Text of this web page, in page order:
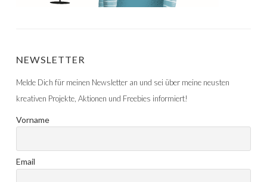
NEWSLETTER
Melde Dich für meinen Newsletter an und sei über meine neusten
kreativen Projekte, Aktionen und Freebies informiert!
Vorname
Email